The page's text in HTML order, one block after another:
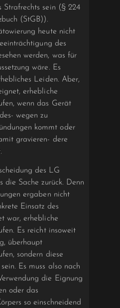
Strafrechts sein (§ 224
(StGB)).
heute nicht
des
werden, was für
wäre. Es
Leiden. Aber,
erhebliche
wenn das Gerät
wegen zu
kommt oder
gravieren- dere
des LG
die Sache zurück. Denn
ergaben nicht
Einsatz des
war, erhebliche
Es reicht insoweit
überhaupt
sondern diese
Es muss also nach
die Eignung
oder das
so einschneidend